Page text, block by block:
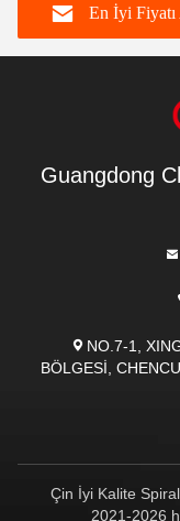
En İyi Fiyatı
Guangdong
NO.7-1,
BÖLGESİ,
Çin İyi Kalite
2021-2026